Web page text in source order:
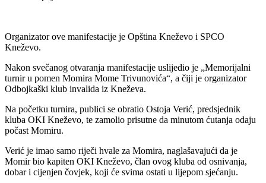
Organizator ove manifestacije je Opština Kneževo i SPCO
Kneževo.
Nakon svečanog otvaranja manifestacije uslijedio je „Memorijalni
turnir u pomen Momira Mome Trivunovića“, a čiji je organizator
Odbojkaški klub invalida iz Kneževa.
Na početku turnira, publici se obratio Ostoja Verić, predsjednik
kluba OKI Kneževo, te zamolio prisutne da minutom ćutanja odaju
počast Momiru.
Verić je imao samo riječi hvale za Momira, naglašavajući da je
Momir bio kapiten OKI Kneževo, član ovog kluba od osnivanja,
dobar i cijenjen čovjek, koji će svima ostati u lijepom sjećanju.